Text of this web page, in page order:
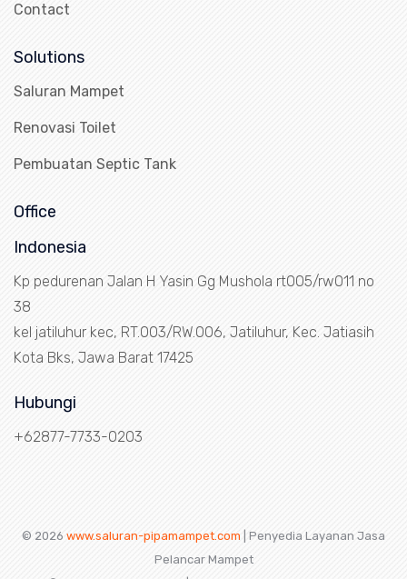
Contact
Solutions
Saluran Mampet
Renovasi Toilet
Pembuatan Septic Tank
Office
Indonesia
Kp pedurenan Jalan H Yasin Gg Mushola rt005/rw011 no
38
kel jatiluhur kec, RT.003/RW.006, Jatiluhur, Kec. Jatiasih
Kota Bks, Jawa Barat 17425
Hubungi
+62877-7733-0203
© 2026 www.saluran-pipamampet.com | Penyedia Layanan Jasa
Pelancar Mampet